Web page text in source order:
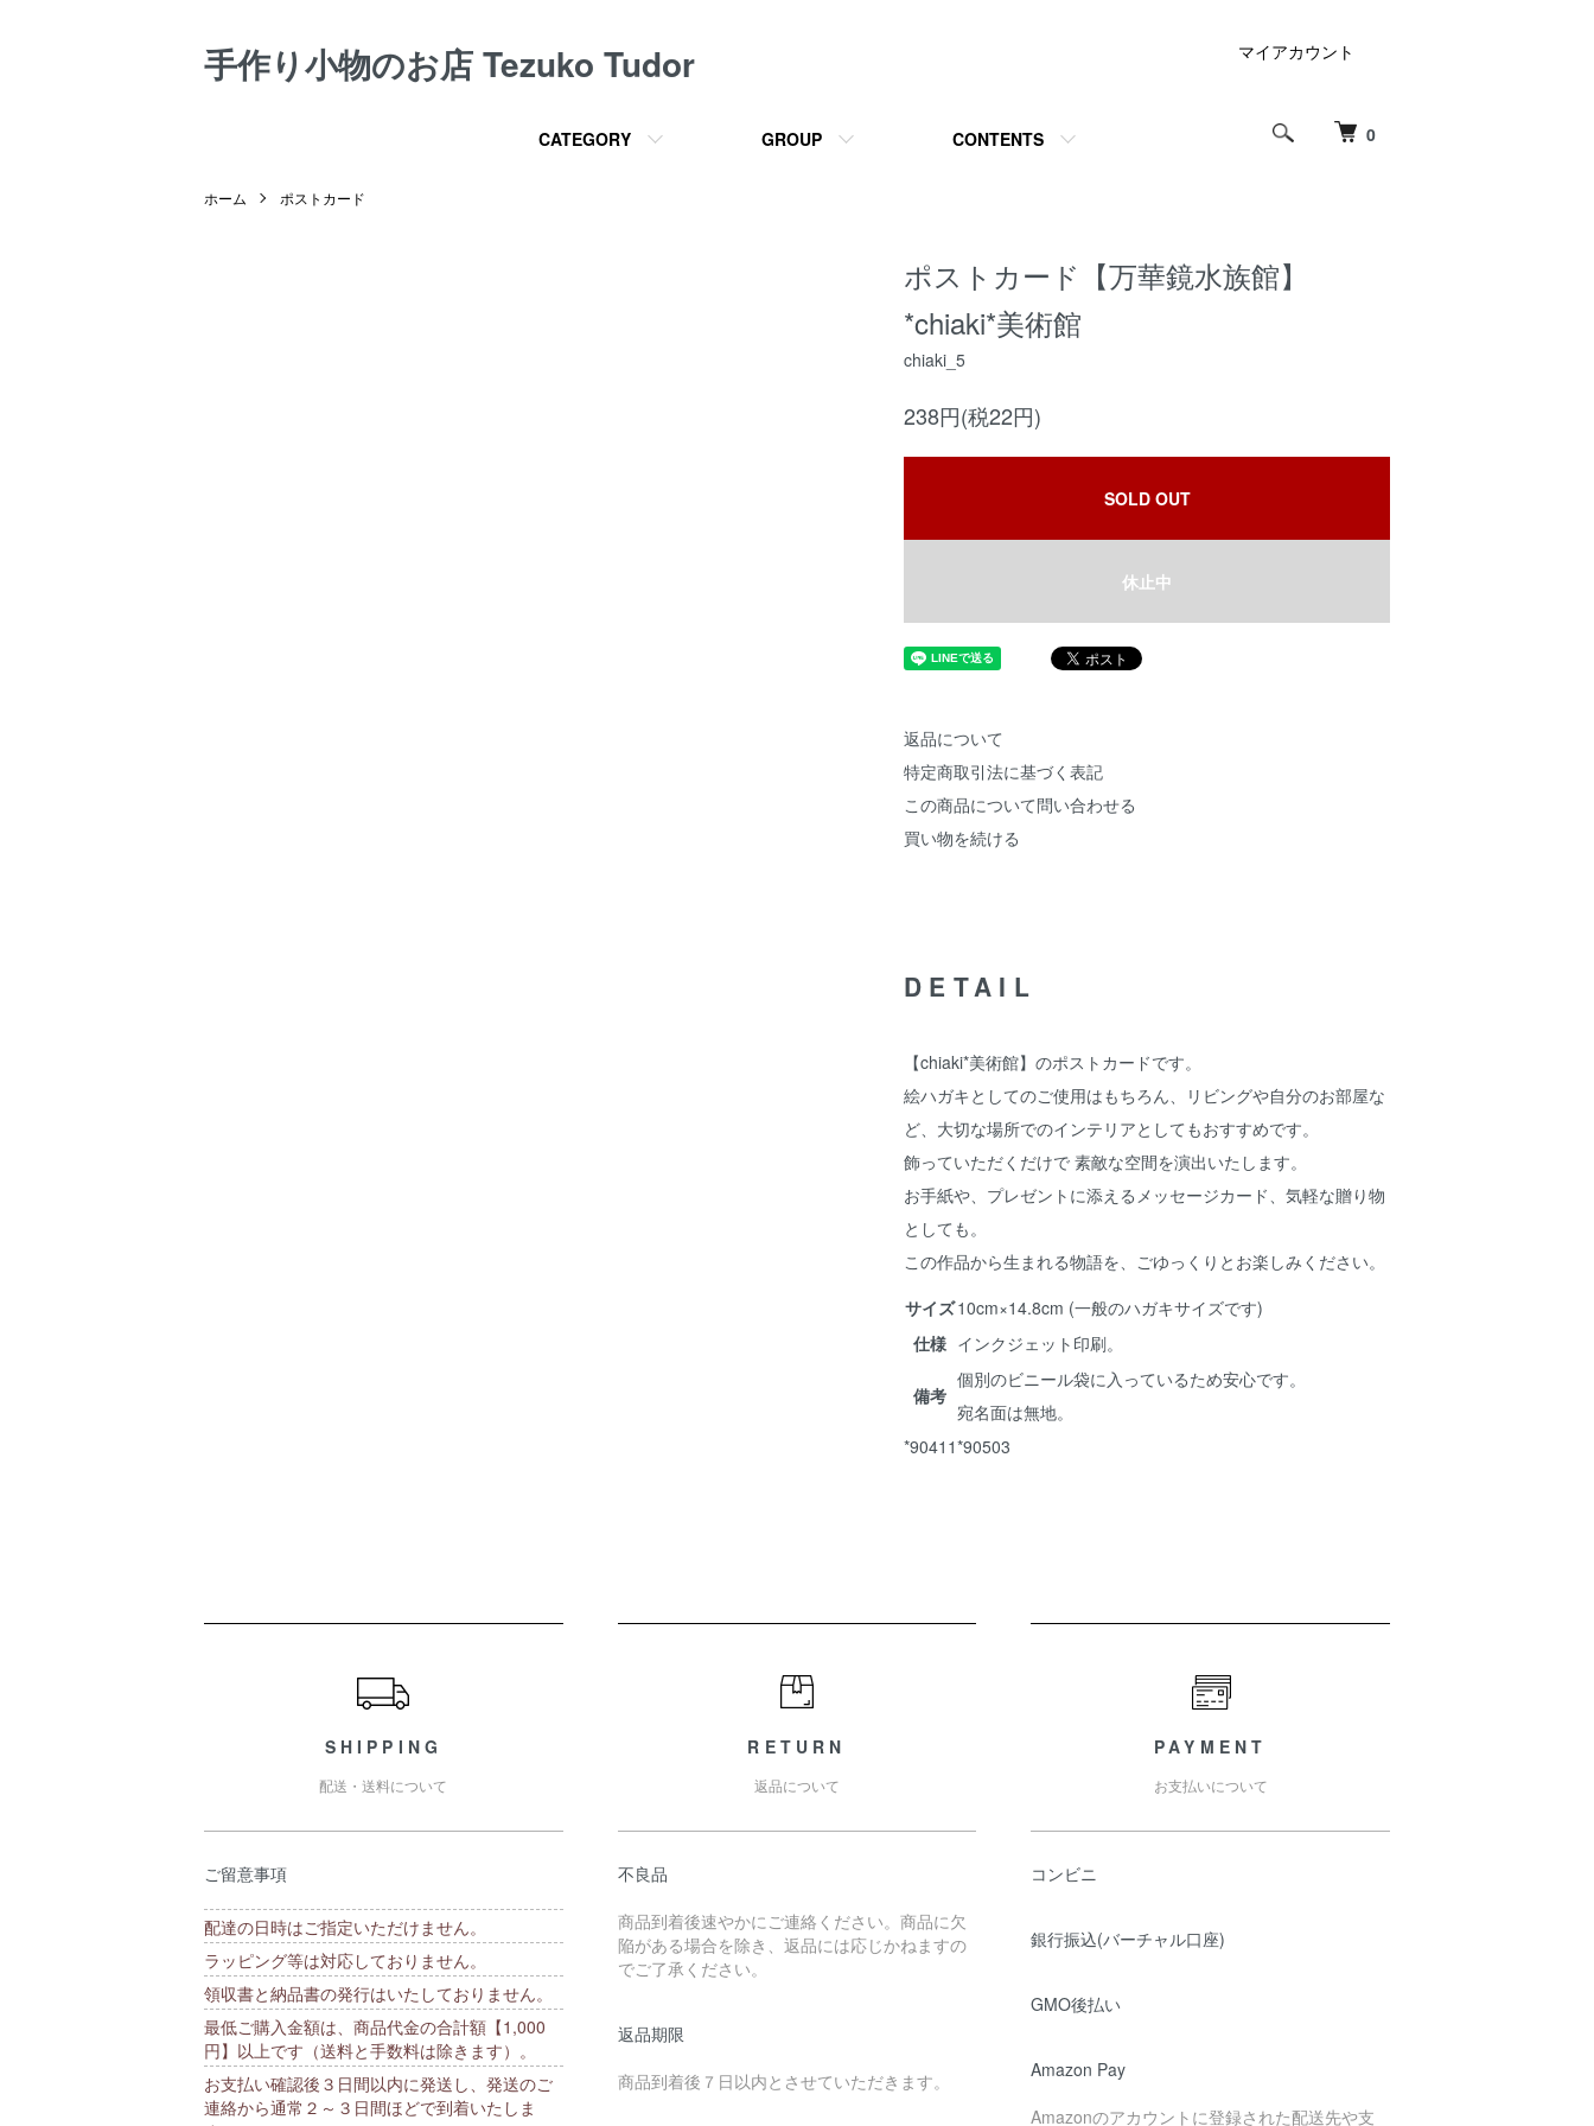
手作り小物のお店 Tezuko Tudor
0
CATEGORY GROUP CONTENTS
マイアカウント
ホーム ポストカード
ポストカード【万華鏡水族館】
*chiaki*美術館
chiaki_5
238円(税22円)
SOLD OUT
休止中
返品について
特定商取引法に基づく表記
この商品について問い合わせる
買い物を続ける
DETAIL
【chiaki*美術館】のポストカードです。
絵ハガキとしてのご使用はもちろん、リビングや自分のお部屋な
ど、大切な場所でのインテリアとしてもおすすめです。
飾っていただくだけで 素敵な空間を演出いたします。
お手紙や、プレゼントに添えるメッセージカード、気軽な贈り物
としても。
この作品から生まれる物語を、ごゆっくりとお楽しみください。
サイズ10cm×14.8cm (一般のハガキサイズです)
仕様 インクジェット印刷。
備考
個別のビニール袋に入っているため安心です。
宛名面は無地。
*90411*90503
SHIPPING
配送・送料について
ご留意事項
配達の日時はご指定いただけません。
ラッピング等は対応しておりません。
領収書と納品書の発行はいたしておりません。
最低ご購入金額は、商品代金の合計額【1,000
円】以上です（送料と手数料は除きます）。
お支払い確認後３日間以内に発送し、発送のご
連絡から通常２～３日間ほどで到着いたしま
RETURN
返品について
不良品
商品到着後速やかにご連絡ください。商品に欠
陥がある場合を除き、返品には応じかねますの
でご了承ください。
返品期限
商品到着後７日以内とさせていただきます。
PAYMENT
お支払いについて
コンビニ
銀行振込(バーチャル口座)
GMO後払い
Amazon Pay
Amazonのアカウントに登録された配送先や支